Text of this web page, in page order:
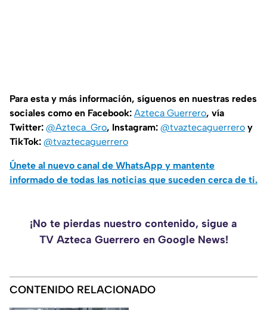
Para esta y más información, síguenos en nuestras redes
sociales como en Facebook: Azteca Guerrero, vía
Twitter: @Azteca_Gro, Instagram: @tvaztecaguerrero y
TikTok: @tvaztecaguerrero
Únete al nuevo canal de WhatsApp y mantente
informado de todas las noticias que suceden cerca de ti.
¡No te pierdas nuestro contenido, sigue a
TV Azteca Guerrero en Google News!
CONTENIDO RELACIONADO